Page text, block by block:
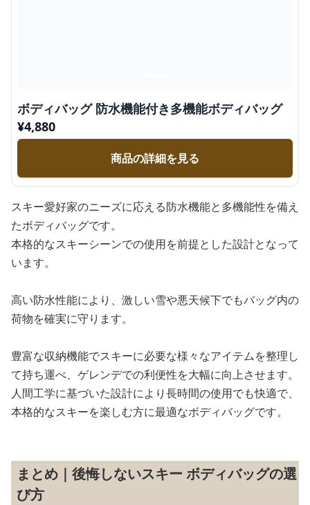
ボディバッグ 防水機能付き多機能ボディバッグ
¥4,880
商品の詳細を見る
スキー愛好家のニーズに応える防水機能と多機能性を備え
たボディバッグです。
本格的なスキーシーンでの使用を前提とした設計となって
います。
高い防水性能により、激しい雪や悪天候下でもバッグ内の
荷物を確実に守ります。
豊富な収納機能でスキーに必要な様々なアイテムを整理し
て持ち運べ、ゲレンデでの利便性を大幅に向上させます。
人間工学に基づいた設計により長時間の使用でも快適で、
本格的なスキーを楽しむ方に最適なボディバッグです。
まとめ｜後悔しないスキー ボディバッグの選
び方